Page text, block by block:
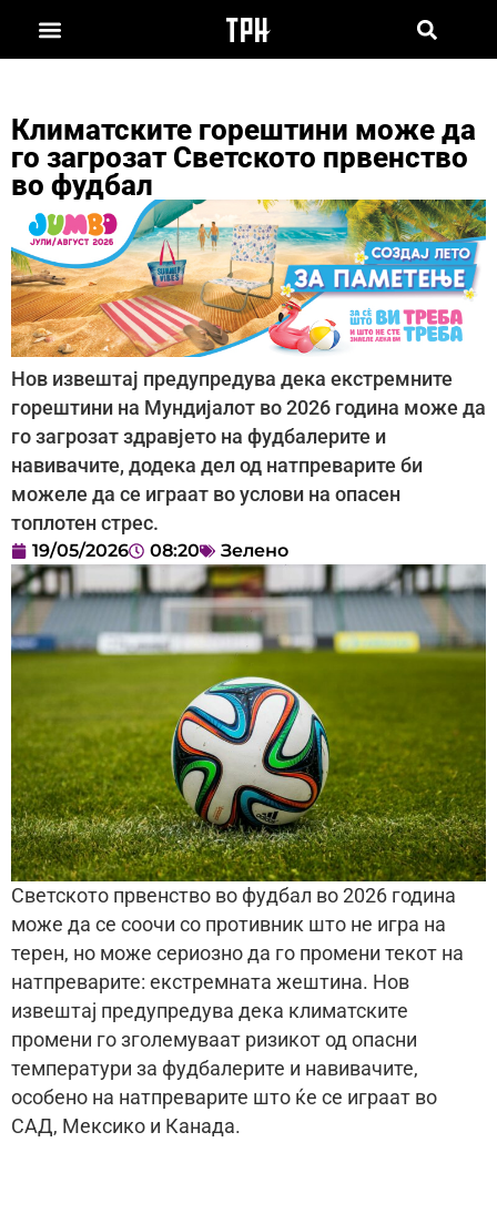
Климатските горештини може да
го загрозат Светското првенство
во фудбал
Нов извештај предупредува дека екстремните
горештини на Мундијалот во 2026 година може да
го загрозат здравјето на фудбалерите и
навивачите, додека дел од натпреварите би
можеле да се играат во услови на опасен
топлотен стрес.
19/05/2026 08:20 Зелено
Светското првенство во фудбал во 2026 година
може да се соочи со противник што не игра на
терен, но може сериозно да го промени текот на
натпреварите: екстремната жештина. Нов
извештај предупредува дека климатските
промени го зголемуваат ризикот од опасни
температури за фудбалерите и навивачите,
особено на натпреварите што ќе се играат во
САД, Мексико и Канада.